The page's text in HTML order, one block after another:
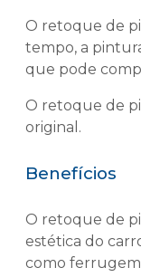
O retoque de
tempo, a
que pode
O retoque de
original.
Benefícios
O retoque de
estética do
como